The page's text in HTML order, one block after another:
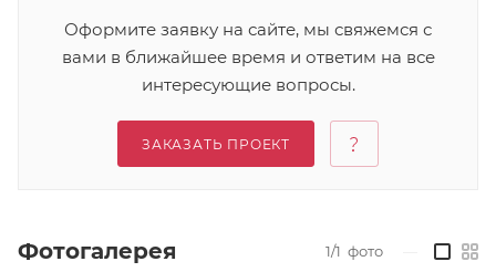
Оформите заявку на сайте, мы свяжемся с
вами в ближайшее время и ответим на все
интересующие вопросы.
ЗАКАЗАТЬ ПРОЕКТ
Фотогалерея 1/1 фото